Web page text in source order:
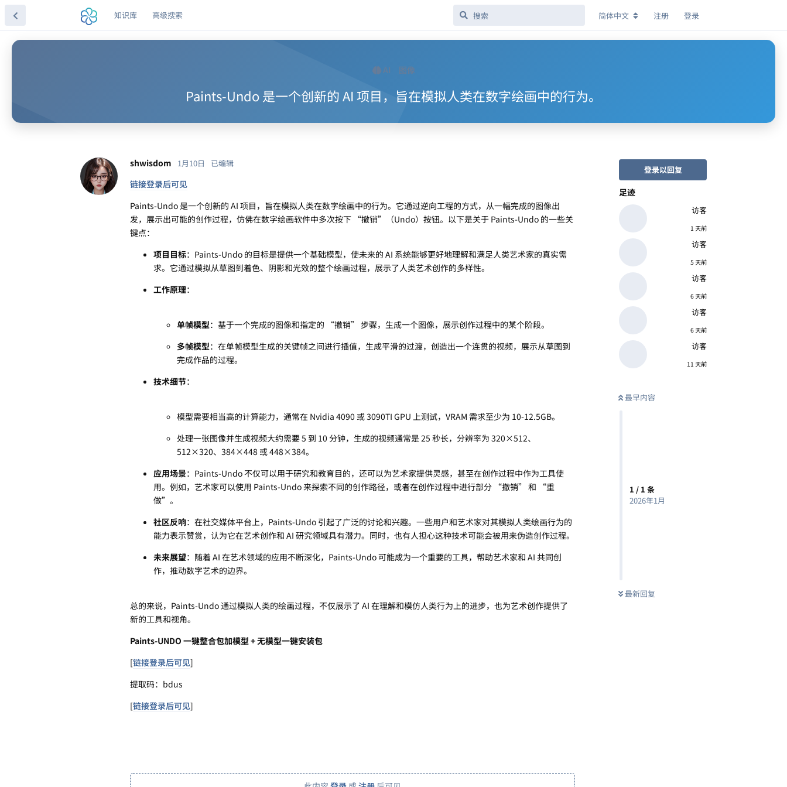
知识库 高级搜索 简体中文 注册 登录
AI 图像
Paints-Undo 是一个创新的 AI 项目，旨在模拟人类在数字绘画中的行为。
登录以回复
足迹
访客
1 天前
访客
5 天前
访客
6 天前
访客
6 天前
访客
11 天前
最早内容
1 / 1 条
2026年1月
最新回复
shwisdom 1月10日 已编辑
链接登录后可见
Paints-Undo 是一个创新的 AI 项目，旨在模拟人类在数字绘画中的行为。它通过逆向工程的方式，从一幅完成的图像出
发，展示出可能的创作过程，仿佛在数字绘画软件中多次按下 “撤销”（Undo）按钮。以下是关于 Paints-Undo 的一些关
键点：
项目目标：Paints-Undo 的目标是提供一个基础模型，使未来的 AI 系统能够更好地理解和满足人类艺术家的真实需
求。它通过模拟从草图到着色、阴影和光效的整个绘画过程，展示了人类艺术创作的多样性。
工作原理：
单帧模型：基于一个完成的图像和指定的 “撤销” 步骤，生成一个图像，展示创作过程中的某个阶段。
多帧模型：在单帧模型生成的关键帧之间进行插值，生成平滑的过渡，创造出一个连贯的视频，展示从草图到
完成作品的过程。
技术细节：
模型需要相当高的计算能力，通常在 Nvidia 4090 或 3090TI GPU 上测试，VRAM 需求至少为 10-12.5GB。
处理一张图像并生成视频大约需要 5 到 10 分钟，生成的视频通常是 25 秒长，分辨率为 320×512、
512×320、384×448 或 448×384。
应用场景：Paints-Undo 不仅可以用于研究和教育目的，还可以为艺术家提供灵感，甚至在创作过程中作为工具使
用。例如，艺术家可以使用 Paints-Undo 来探索不同的创作路径，或者在创作过程中进行部分 “撤销” 和 “重
做”。
社区反响：在社交媒体平台上，Paints-Undo 引起了广泛的讨论和兴趣。一些用户和艺术家对其模拟人类绘画行为的
能力表示赞赏，认为它在艺术创作和 AI 研究领域具有潜力。同时，也有人担心这种技术可能会被用来伪造创作过程。
未来展望：随着 AI 在艺术领域的应用不断深化，Paints-Undo 可能成为一个重要的工具，帮助艺术家和 AI 共同创
作，推动数字艺术的边界。
总的来说，Paints-Undo 通过模拟人类的绘画过程，不仅展示了 AI 在理解和模仿人类行为上的进步，也为艺术创作提供了
新的工具和视角。
Paints-UNDO 一键整合包加模型 + 无模型一键安装包
[链接登录后可见]
提取码：bdus
[链接登录后可见]